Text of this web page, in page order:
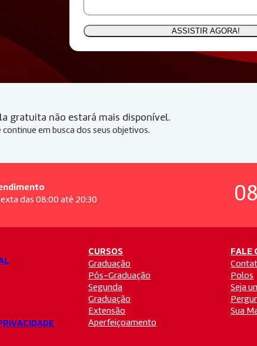
gratuita não estará mais disponível.
em busca dos seus objetivos.
das 08:00 até 20:30
CURSOS
Graduação
Pós-Graduação
Segunda
Graduação
Extensão
Aperfeiçoamento
FALE
Polos
Seja
Sua